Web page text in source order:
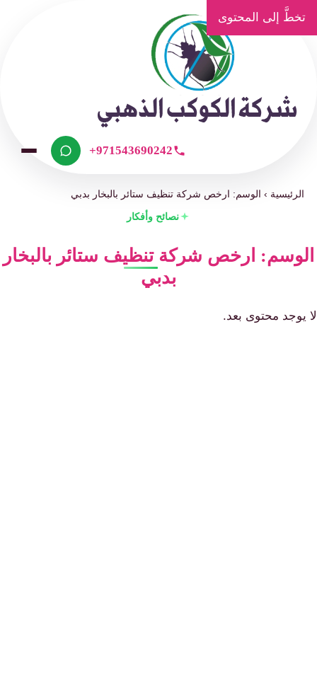
تخطَّ إلى المحتوى
+971543690242
الرئيسية ›الوسم: ارخص شركة تنظيف ستائر بالبخار بدبي
نصائح وأفكار
الوسم: ارخص شركة تنظيف ستائر بالبخار
بدبي
لا يوجد محتوى بعد.